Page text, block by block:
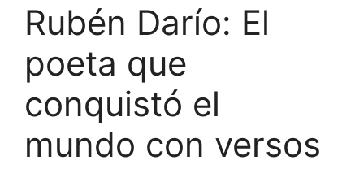
Rubén Darío: El
poeta que
conquistó el
mundo con versos